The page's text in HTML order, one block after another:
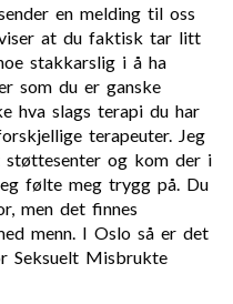
en melding til oss
at du faktisk tar litt
stakkarslig i å ha
som du er ganske
hva slags terapi du har
terapeuter. Jeg
og kom der i
følte meg trygg på. Du
men det finnes
menn. I Oslo så er det
Seksuelt Misbrukte